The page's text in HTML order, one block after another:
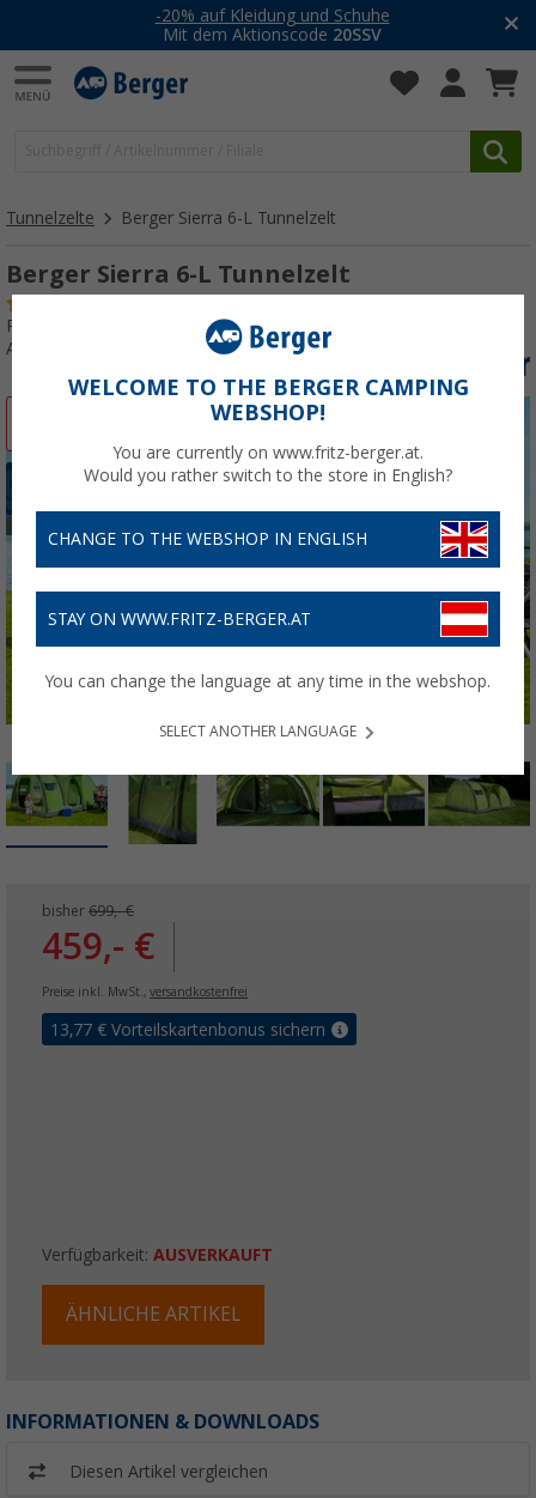
-20% auf Kleidung und Schuhe
Mit dem Aktionscode 20SSV
Tunnelzelte Berger Sierra 6-L Tunnelzelt
Berger Sierra 6-L Tunnelzelt
Produkttester:
Art.-Nr.: 329010
bisher 699,- €
459,- €
Preise inkl. MwSt., versandkostenfrei
13,77 € Vorteilskartenbonus sichern
Verfügbarkeit: AUSVERKAUFT
ÄHNLICHE ARTIKEL
INFORMATIONEN & DOWNLOADS
Diesen Artikel vergleichen
WELCOME TO THE BERGER CAMPING
WEBSHOP!
You are currently on www.fritz-berger.at.
Would you rather switch to the store in English?
CHANGE TO THE WEBSHOP IN ENGLISH
STAY ON WWW.FRITZ-BERGER.AT
You can change the language at any time in the webshop.
SELECT ANOTHER LANGUAGE